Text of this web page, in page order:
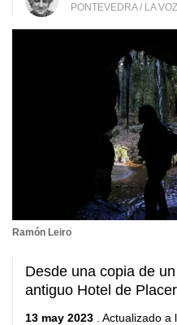
PONTEVEDRA / LA VOZ
Ramón Leiro
Desde una copia de
antiguo Hotel de
13 may 2023 . Actualizado a